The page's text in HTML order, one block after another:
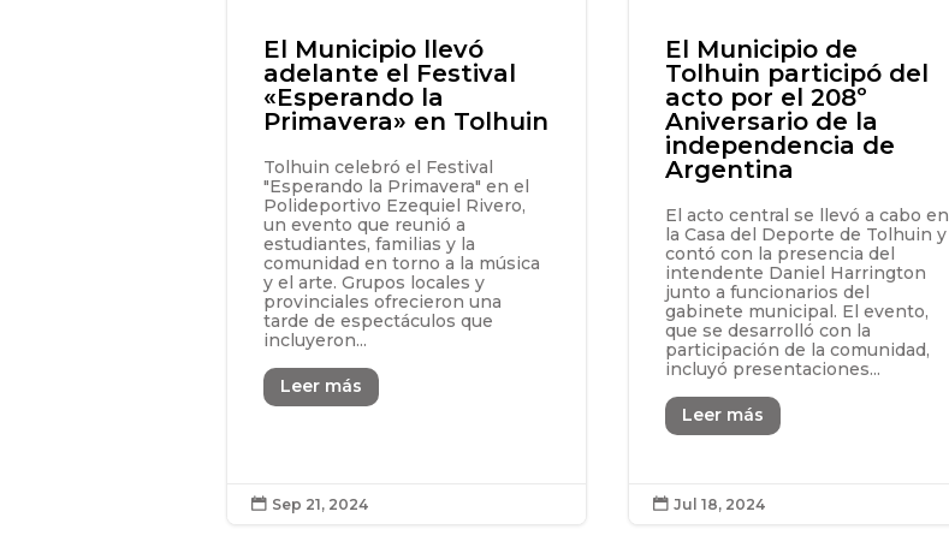
El Municipio llevó
adelante el Festival
«Esperando la
Primavera» en Tolhuin
Tolhuin celebró el Festival
"Esperando la Primavera" en el
Polideportivo Ezequiel Rivero,
un evento que reunió a
estudiantes, familias y la
comunidad en torno a la música
y el arte. Grupos locales y
provinciales ofrecieron una
tarde de espectáculos que
incluyeron...
Leer más
 Sep 21, 2024
El Municipio de
Tolhuin participó del
acto por el 208º
Aniversario de la
independencia de
Argentina
El acto central se llevó a cabo en
la Casa del Deporte de Tolhuin y
contó con la presencia del
intendente Daniel Harrington
junto a funcionarios del
gabinete municipal. El evento,
que se desarrolló con la
participación de la comunidad,
incluyó presentaciones...
Leer más
 Jul 18, 2024